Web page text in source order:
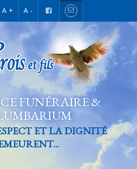
A + A -
FUNÉRAIRE &
ET LA DIGNITÉ